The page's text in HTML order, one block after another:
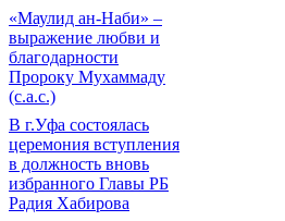
«Маулид ан-Наби» –
выражение любви и
благодарности
Пророку Мухаммаду
(с.а.с.)
В г.Уфа состоялась
церемония вступления
в должность вновь
избранного Главы РБ
Радия Хабирова